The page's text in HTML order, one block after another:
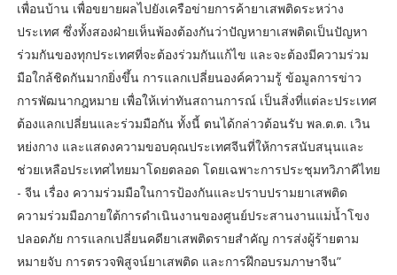
เพื่อนบ้าน เพื่อขยายผลไปยังเครือข่ายการค้ายาเสพติดระหว่าง
ประเทศ ซึ่งทั้งสองฝ่ายเห็นพ้องต้องกันว่าปัญหายาเสพติดเป็นปัญหา
ร่วมกันของทุกประเทศที่จะต้องร่วมกันแก้ไข และจะต้องมีความร่วม
มือใกล้ชิดกันมากยิ่งขึ้น การแลกเปลี่ยนองค์ความรู้ ข้อมูลการข่าว
การพัฒนากฎหมาย เพื่อให้เท่าทันสถานการณ์ เป็นสิ่งที่แต่ละประเทศ
ต้องแลกเปลี่ยนและร่วมมือกัน ทั้งนี้ ตนได้กล่าวต้อนรับ พล.ต.ต. เวิน
หย่งกาง และแสดงความขอบคุณประเทศจีนที่ให้การสนับสนุนและ
ช่วยเหลือประเทศไทยมาโดยตลอด โดยเฉพาะการประชุมทวิภาคีไทย
- จีน เรื่อง ความร่วมมือในการป้องกันและปราบปรามยาเสพติด
ความร่วมมือภายใต้การดำเนินงานของศูนย์ประสานงานแม่น้ำโขง
ปลอดภัย การแลกเปลี่ยนคดียาเสพติดรายสำคัญ การส่งผู้ร้ายตาม
หมายจับ การตรวจพิสูจน์ยาเสพติด และการฝึกอบรมภาษาจีน”